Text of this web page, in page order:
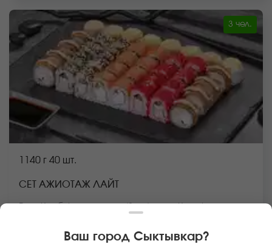
3 чел.
1140 г 40 шт.
СЕТ АЖИОТАЖ ЛАЙТ
Филадельфия лайт сяке (8 шт.), ролл Калифорния
классика (8 шт.) *Внешний вид блюда может
Ваш город Сыктывкар?